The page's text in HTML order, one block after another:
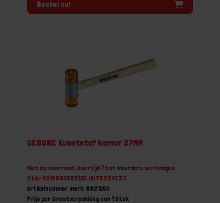
Bestel nu!
GEDORE Kunststof hamer 27MM
Niet op voorraad, levertijd 1 tot meerdere werkdagen
Gtin: 4010883882132,HGTE224E27
Artikelnummer merk: 8821350
Prijs per Grootverpakking van 1 Stuk